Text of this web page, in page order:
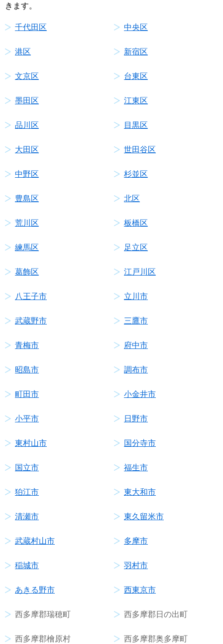
きます。
千代田区 中央区
港区 新宿区
文京区 台東区
墨田区 江東区
品川区 目黒区
大田区 世田谷区
中野区 杉並区
豊島区 北区
荒川区 板橋区
練馬区 足立区
葛飾区 江戸川区
八王子市 立川市
武蔵野市 三鷹市
青梅市 府中市
昭島市 調布市
町田市 小金井市
小平市 日野市
東村山市 国分寺市
国立市 福生市
狛江市 東大和市
清瀬市 東久留米市
武蔵村山市 多摩市
稲城市 羽村市
あきる野市 西東京市
西多摩郡瑞穂町 西多摩郡日の出町
西多摩郡檜原村 西多摩郡奥多摩町